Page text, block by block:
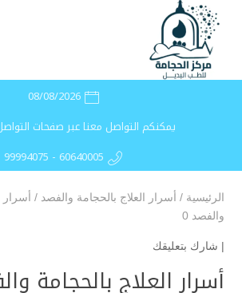
08/08/2026
يمكنكم التواصل معنا عبر صفحات
99994075 - 60640005
الرئيسية / أسرار العلاج بالحجامة والفصد / أسرار
والفصد 0
| شارك بتعليقك
أسرار العلاج بالحجامة